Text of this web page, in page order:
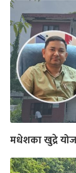
मधेशका खुद्रे